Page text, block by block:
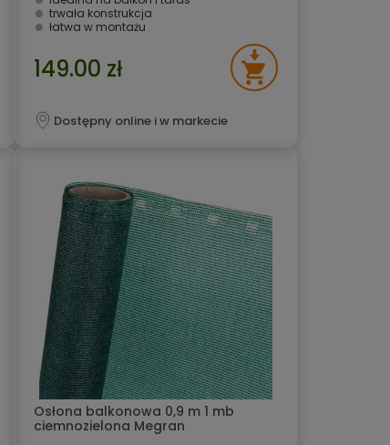
trwała konstrukcja
łatwa w montażu
149.00 zł
Dostępny online i w markecie
Osłona balkonowa 0,9 m 1 mb
ciemnozielona Megran